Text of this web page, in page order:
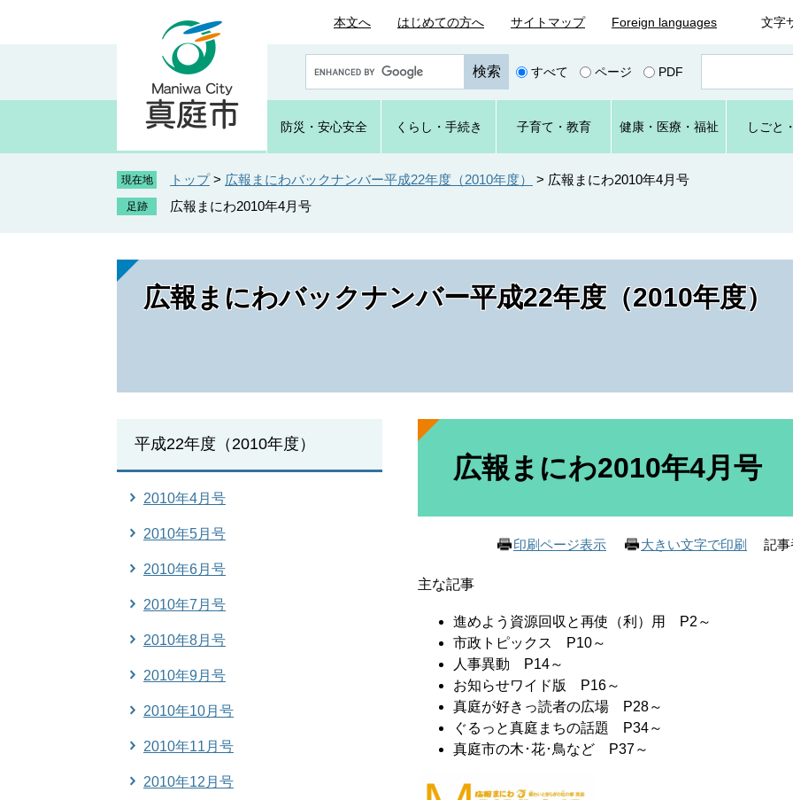
本文へ はじめての方へ サイトマップ Foreign languages 文字
o
e
カ
タ
すべて ページ PDF
ジ
番
号
を
防災・ 安心安全 くらし ・手続き 子育て ・教育 健康・ 医療・ 福祉 しごと
現在地 トップ > 広報まにわバックナンバー平成22年度（2010年度） > 広報まにわ2010年4月号
広報まにわ2010年4月号
広報まにわバックナンバー平成22年度（2010年度）
本
広報まにわ2010年4月号
印刷ページ表示 大きい文字で印刷 記事
主な記事
進めよう資源回収と再使（利）用 P2～
市政トピックス P10～
人事異動 P14～
お知らせワイド版 P16～
真庭が好きっ読者の広場 P28～
ぐるっと真庭まちの話題 P34～
真庭市の木･花･鳥など P37～
平成22年度（2010年度）
2010年4月号
2010年5月号
2010年6月号
2010年7月号
2010年8月号
2010年9月号
2010年10月号
2010年11月号
2010年12月号